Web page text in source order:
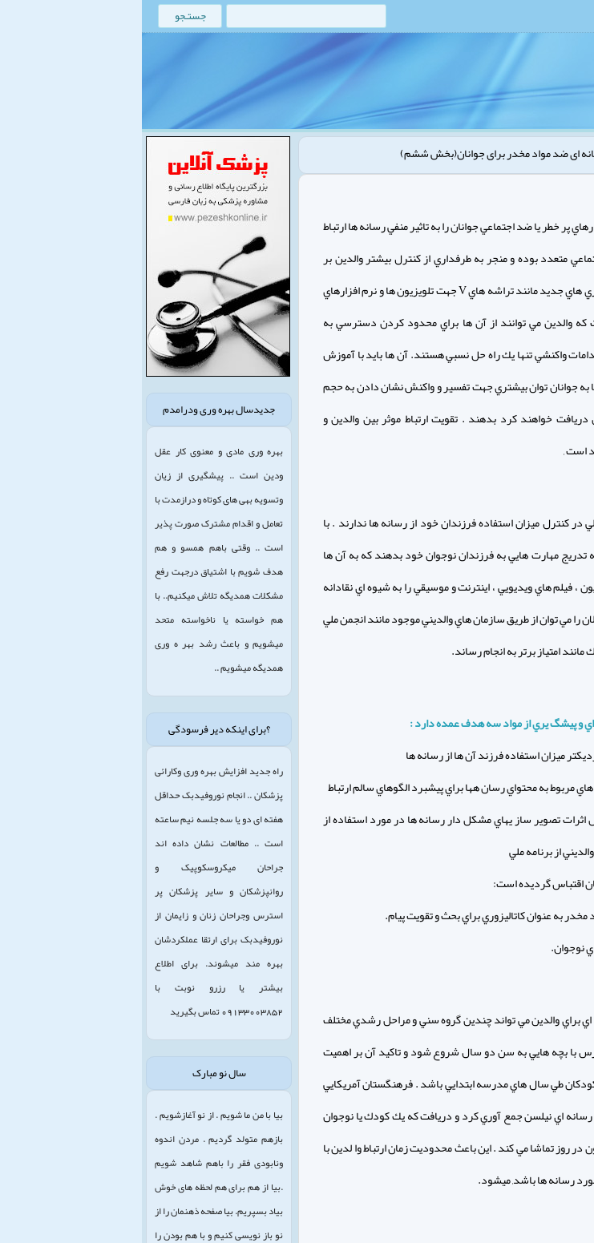
جدیدسال بهره وری ودرامدم
بهره وری مادی و معنوی کار عقل
ودین است .. پیشگیری از زیان
وتسویه بهی های کوتاه و درازمدت با
تعامل و اقدام مشترک صورت پذیر
است .. وقتی باهم همسو و هم
هدف شویم با اشتیاق درجهت رفع
مشکلات همدیگه تلاش میکنیم.. با
هم خواسته یا ناخواسته متحد
میشویم و باعث رشد بهر ه وری
همدیگه میشویم ..
؟برای اینکه دیر فرسودگی
راه جدید افزایش بهره وری وکارائی
پزشکان .. انجام نوروفیدبک حداقل
هفته ای دو یا سه جلسه نیم ساعته
است .. مطالعات نشان داده اند
جراحان میکروسکوپیک و
روانپزشکان و سایر پزشکان پر
استرس وجراحان زنان و زایمان از
نوروفیدبک برای ارتقا عملکردشان
بهره مند میشوند. برای اطلاع
بیشتر یا رزرو نوبت با
09133003852 تماس بگیرید
سال نو مبارک
بیا با من ما شویم . از نو آغازشویم .
بازهم متولد گردیم . مردن اندوه
ونابودی فقر را باهم شاهد شویم
.بیا از هم برای هم لحظه های خوش
بیاد بسپریم. بیا صفحه ذهنمان را از
نو باز نویسی کنیم و با هم بودن را
ای ضد مواد مخدر برای جوانان(بخش ششم)
پر خطر يا ضد اجتماعي جوانان را به تاثير منفي رسانه ها ارتباط
متعدد بوده و منجر به طرفداري از كنترل بيشتر والدين بر
عادات رسانه اي فرزندان و ايجاد فن اوري هاي جديد مانند تراشه هاي V جهت تلويزيون ها و نرم افزارهاي
والدين مي توانند از آن ها براي محدود كردن دسترسي به
واكنشي تنها يك راه حل نسبي هستند. آن ها بايد با آموزش
به جوانان توان بيشتري جهت تفسير و واكنش نشان دادن به حجم
خواهند كرد بدهند . تقويت ارتباط موثر بين والدين و
است ,
در كنترل ميزان استفاده فرزندان خود از رسانه ها ندارند . با
تدريج مهارت هايي به فرزندان نوجوان خود بدهند كه به آن ها
، فيلم هاي ويديويي ، اينترنت و موسيقي را به شيوه اي نقادانه
مي توان از طريق سازمان هاي والديني موجود مانند انجمن ملي
امتياز برتر به انجام رساند.
و پيشگ يري از مواد سه هدف عمده دارد :
اثرات تصوير ساز يهاي مشكل دار رسانه ها در مورد استفاده از
از برنامه ملي
اقتباس گرديده است:
به عنوان كاتاليزوري براي بحث و تقويت پيام.
نوجوان.
براي والدين مي تواند چندين گروه سني و مراحل رشدي مختلف
با بچه هايي به سن دو سال شروع شود و تاكيد آن بر اهميت
طي سال هاي مدرسه ابتدايي باشد . فرهنگستان آمريكايي
اي نيلسن جمع آوري كرد و دريافت كه يك كودك يا نوجوان
روز تماشا مي كند . اين باعث محدوديت زمان ارتباط وا لدين با
رسانه ها باشد, ميشود.